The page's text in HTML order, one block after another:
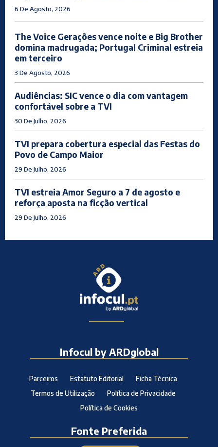
6 De Agosto, 2026
The Voice Gerações vence noite e Big Brother
domina madrugada; Portugal Criminal estreia
em terceiro
3 De Agosto, 2026
Audiências: SIC vence o dia com vantagem
confortável sobre a TVI
30 De Julho, 2026
TVI prepara cobertura especial das Festas do
Povo de Campo Maior
29 De Julho, 2026
TVI estreia Amor Seguro a 7 de agosto e
reforça aposta na ficção vertical
29 De Julho, 2026
Infocul by ARDglobal
Parceiros Estatuto Editorial
Ficha Técnica
Termos de Utilização
Política de Privacidade
Política de Cookies
Fonte Preferida